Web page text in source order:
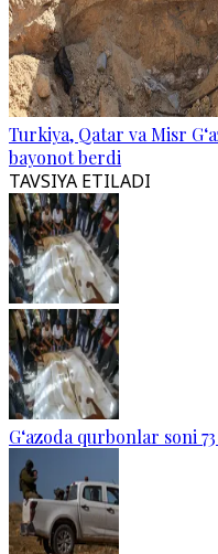
Turkiya, Qatar va Misr
bayonot berdi
TAVSIYA ETILADI
G‘azoda qurbonlar soni